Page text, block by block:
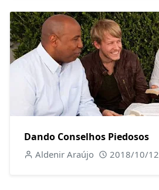
Dando Conselhos Piedosos
Aldenir Araújo 2018/10/12